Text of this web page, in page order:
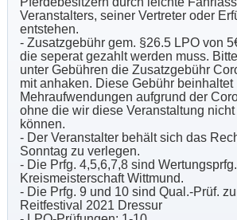
Veranstalters, seiner Vertreter oder
entstehen.
- Zusatzgebühr gem. §26.5 LPO von
die seperat gezahlt werden muss.
unter Gebühren die Zusatzgebühr
mit anhaken. Diese Gebühr beinhaltet
Mehraufwendungen aufgrund der
ohne die wir diese Veranstaltung
können.
- Der Veranstalter behält sich das
Sonntag zu verlegen.
- Die Prfg. 4,5,6,7,8 sind
Kreismeisterschaft Wittmund.
- Die Prfg. 9 und 10 sind Qual.-Prüf.
Reitfestival 2021 Dressur